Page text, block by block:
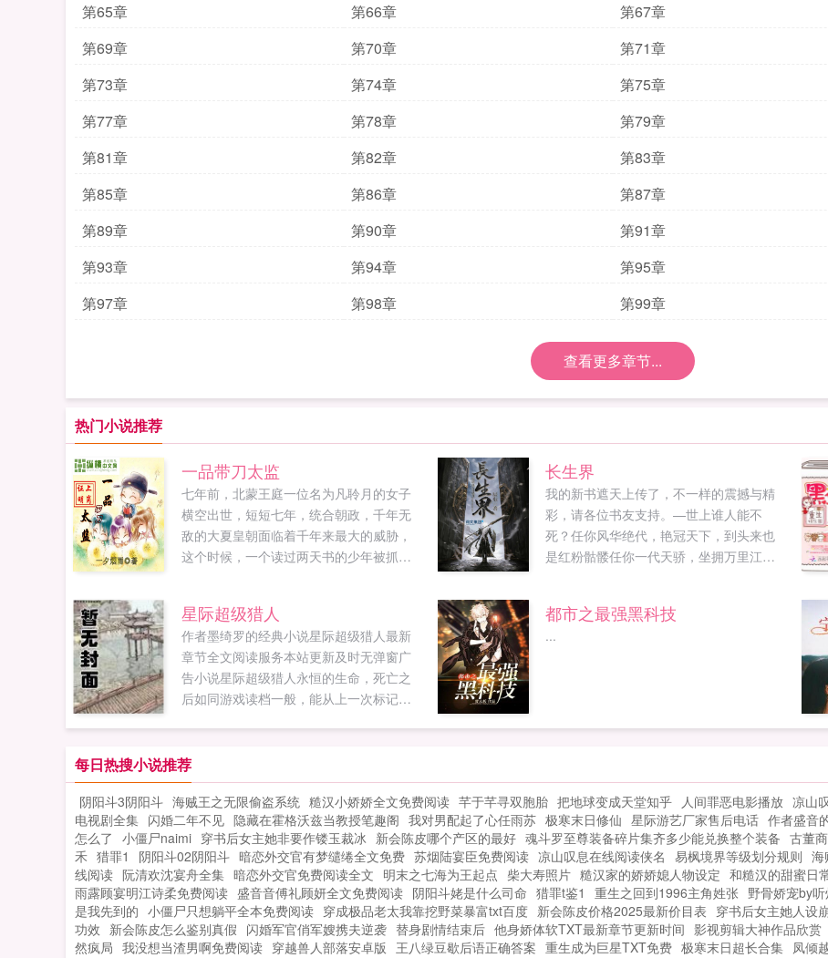
第65章
第66章 第67章
第69章
第70章 第71章
第73章
第74章 第75章
第77章
第78章 第79章
第81章
第82章 第83章
第85章
第86章 第87章
第89章
第90章 第91章
第93章
第94章 第95章
第97章
第98章 第99章
查看更多章节...
热门小说推荐
一品带刀太监
七年前，北蒙王庭一位名为凡聆月的女子
横空出世，短短七年，统合朝政，千年无
敌的大夏皇朝面临着千年来最大的威胁，
这个时候，一个读过两天书的少年被抓进
更一万，敬请收藏！书友群102176072...
长生界
我的新书遮天上传了，不一样的震撼与精
彩，请各位书友支持。—世上谁人能不
死？任你风华绝代，艳冠天下，到头来也
是红粉骷髅任你一代天骄，坐拥万里江
老相传，超脱于人世间之外，有一个浩大
的长生界长生界简体...
星际超级猎人
作者墨绮罗的经典小说星际超级猎人最新
章节全文阅读服务本站更新及时无弹窗广
告小说星际超级猎人永恒的生命，死亡之
后如同游戏读档一般，能从上一次标记的
是敖雪却是一个困在这一条时间线上，永
远不会死亡的人。...
都市之最强黑科技
...
每日热搜小说推荐
阴阳斗3阴阳斗 海贼王之无限偷盗系统 糙汉小娇娇全文免费阅读 芊于芊寻双胞胎 把地球变成天堂知乎 人间罪恶电影播放 凉山
电视剧全集 闪婚二年不见 隐藏在霍格沃兹当教授笔趣阁 我对男配起了心任雨苏 极寒末日修仙 星际游艺厂家售后电话 作者盛音
怎么了 小僵尸naimi 穿书后女主她非要作镂玉裁冰 新会陈皮哪个产区的最好 魂斗罗至尊装备碎片集齐多少能兑换整个装备 古董
禾 猎罪1 阴阳斗02阴阳斗 暗恋外交官有梦缱绻全文免费 苏烟陆宴臣免费阅读 凉山叹息在线阅读侠名 易枫境界等级划分规则 海
线阅读 阮清欢沈宴舟全集 暗恋外交官免费阅读全文 明末之七海为王起点 柴大寿照片 糙汉家的娇娇媳人物设定 和糙汉的甜蜜日
雨露顾宴明江诗柔免费阅读 盛音音傅礼顾妍全文免费阅读 阴阳斗姥是什么司命 猎罪t鉴1 重生之回到1996主角姓张 野骨娇宠by
是我先到的 小僵尸只想躺平全本免费阅读 穿成极品老太我靠挖野菜暴富txt百度 新会陈皮价格2025最新价目表 穿书后女主她人设
功效 新会陈皮怎么鉴别真假 闪婚军官俏军嫂携夫逆袭 替身剧情结束后 他身娇体软TXT最新章节更新时间 影视剪辑大神作品欣赏
然疯局 我没想当渣男啊免费阅读 穿越兽人部落安卓版 王八绿豆歇后语正确答案 重生成为巨星TXT免费 极寒末日超长合集 凤倾